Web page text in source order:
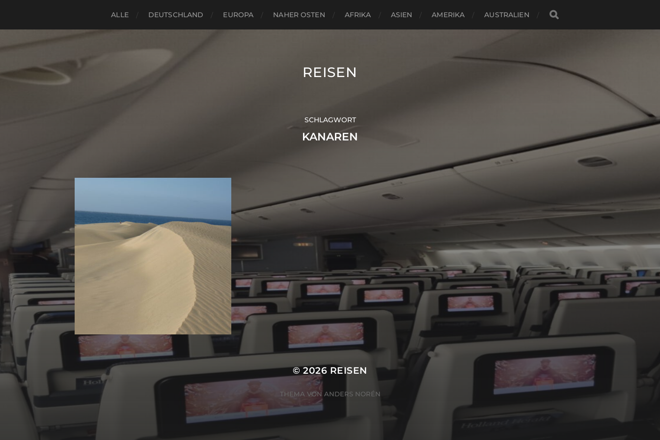
ALLE DEUTSCHLAND EUROPA NAHER OSTEN AFRIKA ASIEN AMERIKA AUSTRALIEN
REISEN
SCHLAGWORT
KANAREN
© 2026 REISEN
THEMA VON ANDERS NORÉN